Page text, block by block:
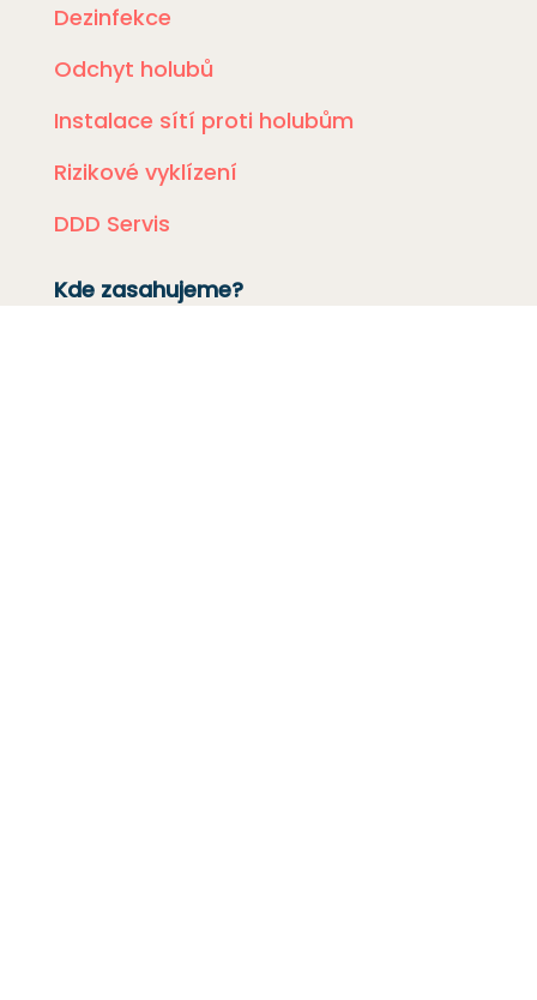
Dezinfekce
Odchyt holubů
Instalace sítí proti holubům
Rizikové vyklízení
DDD Servis
Kde zasahujeme?